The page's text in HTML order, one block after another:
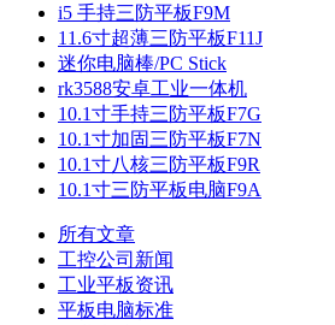
i5 手持三防平板F9M
11.6寸超薄三防平板F11J
迷你电脑棒/PC Stick
rk3588安卓工业一体机
10.1寸手持三防平板F7G
10.1寸加固三防平板F7N
10.1寸八核三防平板F9R
10.1寸三防平板电脑F9A
所有文章
工控公司新闻
工业平板资讯
平板电脑标准